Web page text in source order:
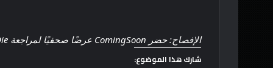
الإفصاح: حضر ComingSoon عرضًا صحفيًا لمراجعة Bad Boys: Ride or Die.
شارك هذا الموضوع: